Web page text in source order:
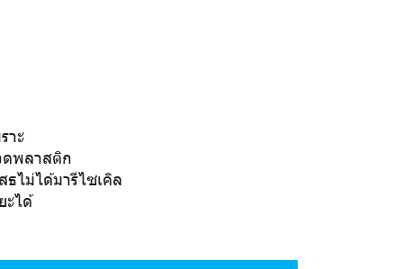
าะ
ดพลาสติก
ไม่ได้มารีไซเคิล
ะได้